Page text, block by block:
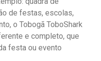
de festas, escolas,
o Tobogã ToboShark
e completo, que
festa ou evento